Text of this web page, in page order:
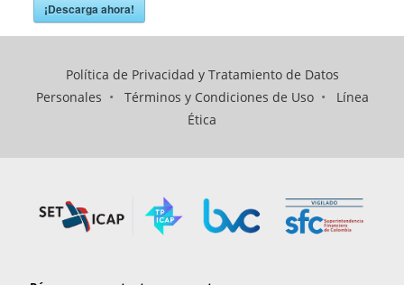
¡Descarga ahora!
Política de Privacidad y Tratamiento de Datos
Personales • Términos y Condiciones de Uso• Línea
Ética